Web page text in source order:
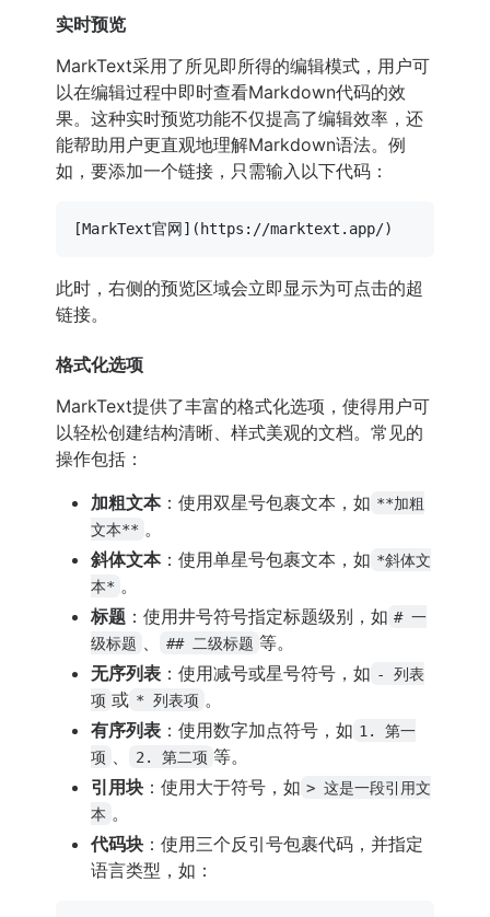
实时预览
MarkText采用了所见即所得的编辑模式，用户可
以在编辑过程中即时查看Markdown代码的效
果。这种实时预览功能不仅提高了编辑效率，还
能帮助用户更直观地理解Markdown语法。例
如，要添加一个链接，只需输入以下代码：
[MarkText官网](https://marktext.app/
此时，右侧的预览区域会立即显示为可点击的超
链接。
格式化选项
MarkText提供了丰富的格式化选项，使得用户可
以轻松创建结构清晰、样式美观的文档。常见的
操作包括：
加粗文本：使用双星号包裹文本，如 **加粗
文本** 。
斜体文本：使用单星号包裹文本，如 *斜体文
本* 。
标题 ：使用井号符号指定标题级别，如 # 一
级标题
## 二级标题 等。
无序列表 ：使用减号或星号符号，如 - 列表
项 或 * 列表项 。
有序列表 ：使用数字加点符号，如 1. 第一
项
2. 第二项 等。
引用块 ：使用大于符号，如 > 这是一段引用文
本 。
代码块 ：使用三个反引号包裹代码，并指定
语言类型，如：